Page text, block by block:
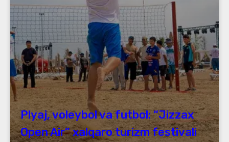
Plyaj, voleybol va futbol: “Jizzax
Open Air” xalqaro turizm festivali